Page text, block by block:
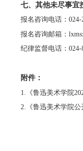
七、其他未尽事宜
报名咨询电话：024-
报名咨询邮箱：
纪律监督电话：024-
附件：
1.《鲁迅美术学院
2.《鲁迅美术学院公